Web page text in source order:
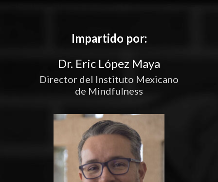
Impartido por:
Dr. Eric López Maya
Director del Instituto Mexicano
de Mindfulness